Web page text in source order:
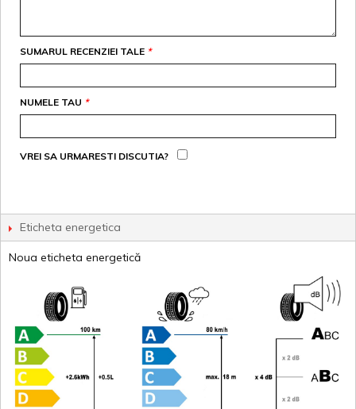
*
SUMARUL RECENZIEI TALE
*
NUMELE TAU
VREI SA URMARESTI DISCUTIA?
Eticheta energetica
Noua eticheta energetică